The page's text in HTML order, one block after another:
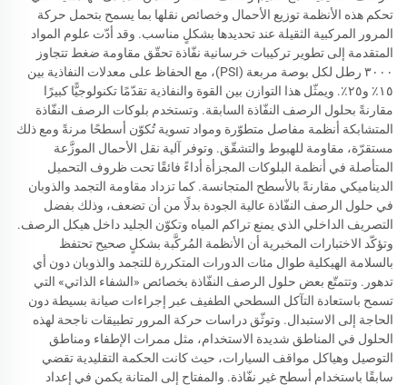
تحكم هذه الأنظمة توزيع الأحمال وخصائص نقلها بما يسمح بتحمل حركة
المرور المركبية الثقيلة عند تحديدها بشكلٍ مناسب. وقد أدّت علوم المواد
المتقدمة إلى تطوير تركيبات خرسانية نفّاذة تحقّق مقاومة ضغط تتجاوز
٣٠٠٠ رطل لكل بوصة مربعة (PSI)، مع الحفاظ على معدلات النفاذية بين
١٥٪ و٢٥٪. ويمثّل هذا التوازن بين القوة والنفاذية تقدّمًا تكنولوجيًّا كبيرًا
مقارنةً بحلول الرصف النفّاذة السابقة. وتستخدم بلوكات الرصف النفّاذة
المتشابكة أنظمة مفاصل متطوّرة ومواد تسوية تُكوّن أسطحًا مرنةً ومع ذلك
مستقرّة، مقاومة للهبوط والتشقّق. وتوفر آلية نقل الأحمال الموزَّعة
المتأصلة في أنظمة البلوكات المجزأة أداءً فائقًا تحت ظروف التحميل
الديناميكي مقارنةً بالأسطح المتجانسة. كما تزداد مقاومة التجمد والذوبان
في حلول الرصف النفّاذة عالية الجودة بدلًا من أن تضعف، وذلك بفضل
التصريف الداخلي الذي يمنع تراكم المياه وتكوّن الجليد داخل هيكل الرصف.
وتؤكّد الاختبارات المخبرية أن الأنظمة المُركَّبة بشكلٍ صحيح تحتفظ
بالسلامة الهيكلية طوال مئات الدورات المتكررة للتجمد والذوبان دون أي
تدهور. وتتمتّع بعض حلول الرصف النفّاذة بخصائص «الشفاء الذاتي» التي
تسمح باستعادة التآكل السطحي الطفيف عبر إجراءات صيانة بسيطة دون
الحاجة إلى الاستبدال. وتوثّق دراسات حركة المرور تطبيقات ناجحة لهذه
الحلول في المناطق شديدة الاستخدام، مثل ممرات الإطفاء ومناطق
التوصيل وهياكل مواقف السيارات، حيث كانت الحكمة التقليدية تقضي
سابقًا باستخدام أسطح غير نفّاذة. والمفتاح إلى المتانة يكمن في إعداد